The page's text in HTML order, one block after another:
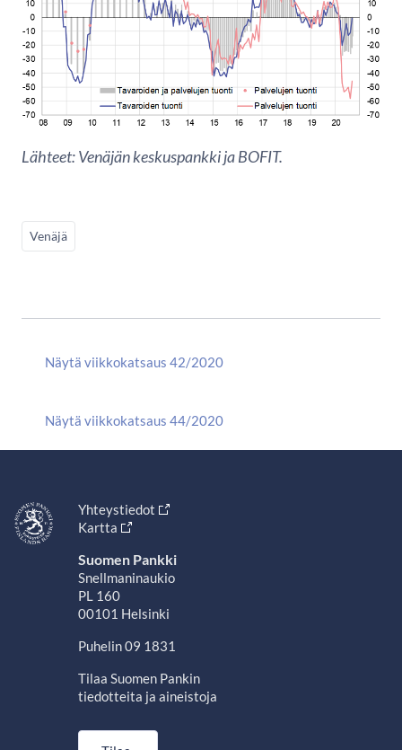
Lähteet: Venäjän keskuspankki ja BOFIT.
Venäjä
Näytä viikkokatsaus 42/2020
Näytä viikkokatsaus 44/2020
Yhteystiedot
Kartta
Suomen Pankki
Snellmaninaukio
PL 160
00101 Helsinki
Puhelin 09 1831
Tilaa Suomen Pankin
tiedotteita ja aineistoja